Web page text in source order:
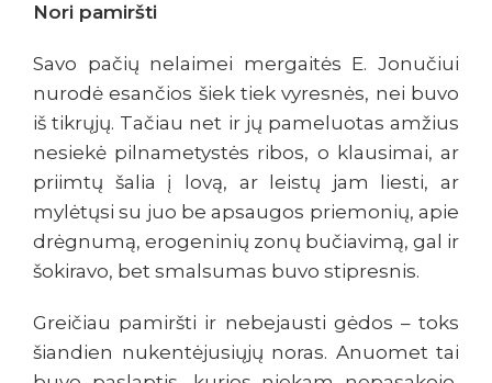
Nori pamiršti
Savo pačių nelaimei mergaitės E. Jonučiui
nurodė esančios šiek tiek vyresnės, nei buvo
iš tikrųjų. Tačiau net ir jų pameluotas amžius
nesiekė pilnametystės ribos, o klausimai, ar
priimtų šalia į lovą, ar leistų jam liesti, ar
mylėtųsi su juo be apsaugos priemonių, apie
drėgnumą, erogeninių zonų bučiavimą, gal ir
šokiravo, bet smalsumas buvo stipresnis.
Greičiau pamiršti ir nebejausti gėdos – toks
šiandien nukentėjusiųjų noras. Anuomet tai